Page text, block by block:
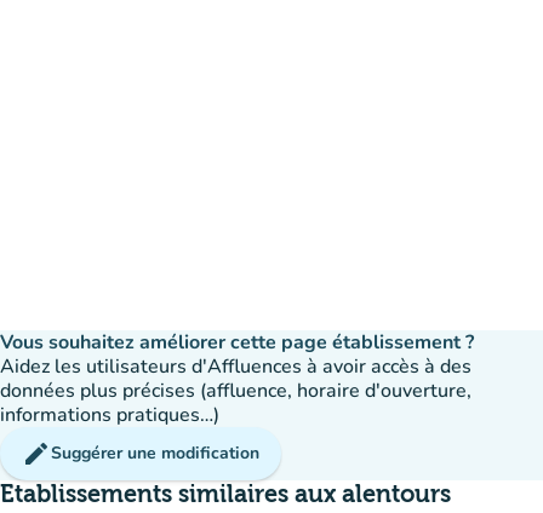
Vous souhaitez améliorer cette page établissement ?
Aidez les utilisateurs d'Affluences à avoir accès à des
données plus précises (affluence, horaire d'ouverture,
informations pratiques…)
editSuggérer une modification
Etablissements similaires aux alentours